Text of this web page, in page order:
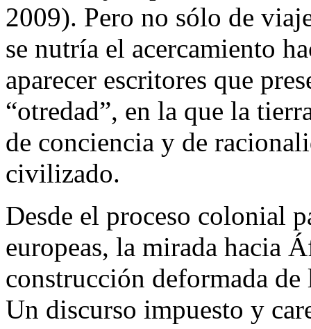
2009). Pero no sólo de
se nutría el acercamiento
aparecer escritores que
“otredad”, en la que la
de conciencia y de
civilizado.
Desde el proceso colonial
europeas, la mirada hacia
construcción deformada
Un discurso impuesto y